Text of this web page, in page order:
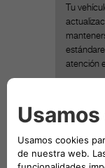
Tu
atención